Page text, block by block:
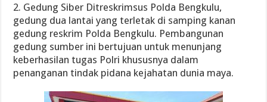
2. Gedung Siber Ditreskrimsus Polda Bengkulu,
gedung dua lantai yang terletak di samping kanan
gedung reskrim Polda Bengkulu. Pembangunan
gedung sumber ini bertujuan untuk menunjang
keberhasilan tugas Polri khususnya dalam
penanganan tindak pidana kejahatan dunia maya.